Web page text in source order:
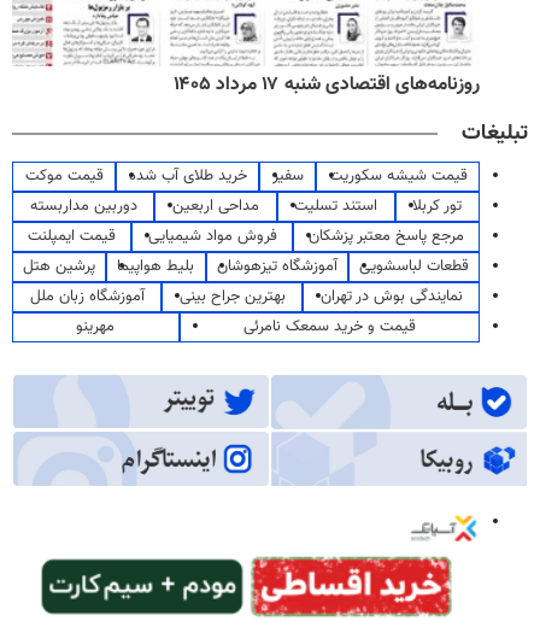
روزنامه‌های اقتصادی شنبه ۱۷ مرداد ۱۴۰۵
تبلیغات
قیمت شیشه سکوریت سفیر خرید طلای آب شده
قیمت موکت
تور کربلا
استند تسلیت مداحی اربعین
دوربین مداربسته
مرجع پاسخ معتبر پزشکان
فروش مواد شیمیایی
قیمت ایمپلنت
قطعات لباسشویی
آموزشگاه تیزهوشان بلیط هواپیما
پرشین هتل
نمایندگی بوش در تهران
بهترین جراح بینی
آموزشگاه زبان ملل
قیمت و خرید سمعک نامرئی
مهرینو